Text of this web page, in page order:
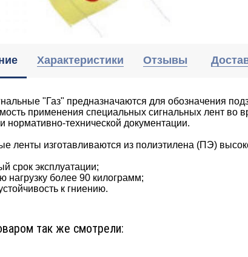
Характеристики Отзывы
"Газ" предназначаются для обозначения
применения специальных сигнальных лент во
нормативно-технической документации.
ленты изготавливаются из полиэтилена (ПЭ)
срок эксплуатации;
нагрузку более 90 килограмм;
к гниению.
так же смотрели: